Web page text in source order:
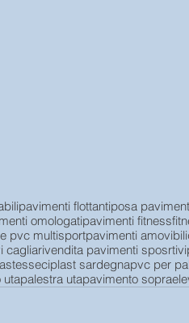
pavimenti flottantiposa
omologatipavimenti fitness
pvc multisportpavimenti amovibili
cagliarivendita pavimenti sposrtivi
esseciplast sardegnapvc per
utapalestra utapavimento